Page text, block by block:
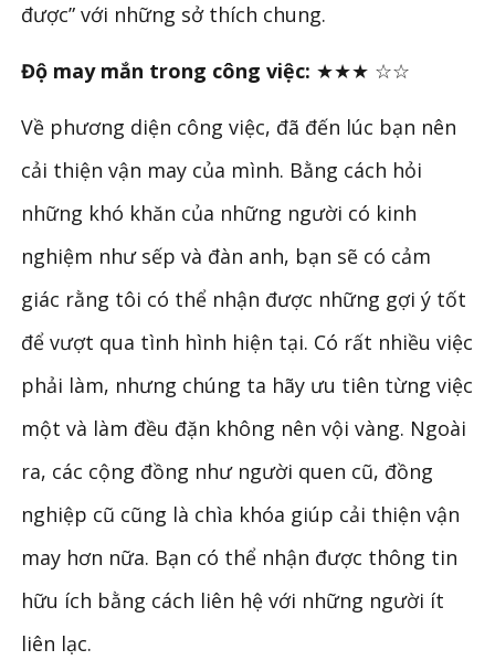
được” với những sở thích chung.
Độ may mắn trong công việc: ★★★ ☆☆
Về phương diện công việc, đã đến lúc bạn nên
cải thiện vận may của mình. Bằng cách hỏi
những khó khăn của những người có kinh
nghiệm như sếp và đàn anh, bạn sẽ có cảm
giác rằng tôi có thể nhận được những gợi ý tốt
để vượt qua tình hình hiện tại. Có rất nhiều việc
phải làm, nhưng chúng ta hãy ưu tiên từng việc
một và làm đều đặn không nên vội vàng. Ngoài
ra, các cộng đồng như người quen cũ, đồng
nghiệp cũ cũng là chìa khóa giúp cải thiện vận
may hơn nữa. Bạn có thể nhận được thông tin
hữu ích bằng cách liên hệ với những người ít
liên lạc.